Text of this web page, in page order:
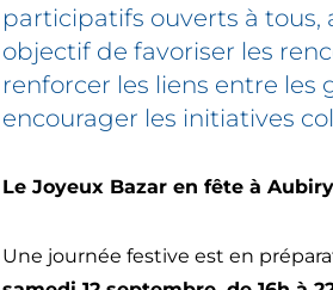
aux
projets
participatifs ouverts à tous,
objectif de favoriser les
renforcer les liens entre les
encourager les initiatives
Le Joyeux Bazar en fête à Aubiry
Une journée festive est en